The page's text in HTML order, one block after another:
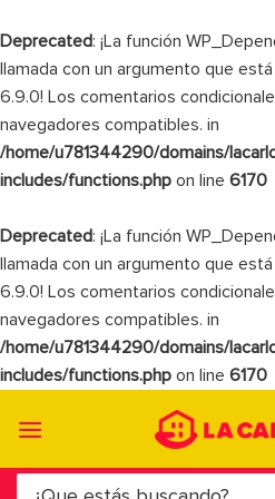
Deprecated: ¡La función
llamada con un argumento que está
6.9.0! Los comentarios
navegadores compatibles. in
/home/u781344290/domains/
includes/functions.php on line 6170
Deprecated: ¡La función
llamada con un argumento que está
6.9.0! Los comentarios
navegadores compatibles. in
/home/u781344290/domains/
includes/functions.php on line 6170
Buscar